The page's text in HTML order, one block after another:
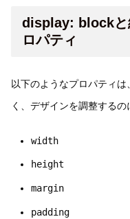
display: blockと
ロパティ
以下のようなプロパティは、
く、デザインを調整するの
width
height
margin
padding